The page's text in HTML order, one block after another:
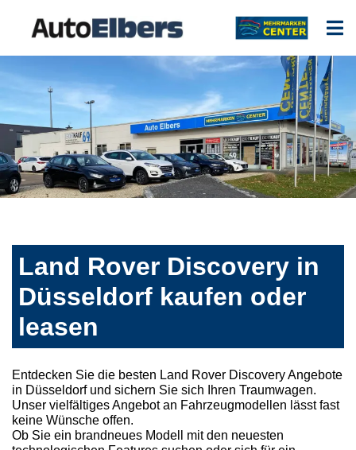
Land Rover Discovery in
Düsseldorf kaufen oder
leasen
Entdecken Sie die besten Land Rover Discovery Angebote
in Düsseldorf und sichern Sie sich Ihren Traumwagen.
Unser vielfältiges Angebot an Fahrzeugmodellen lässt fast
keine Wünsche offen.
Ob Sie ein brandneues Modell mit den neuesten